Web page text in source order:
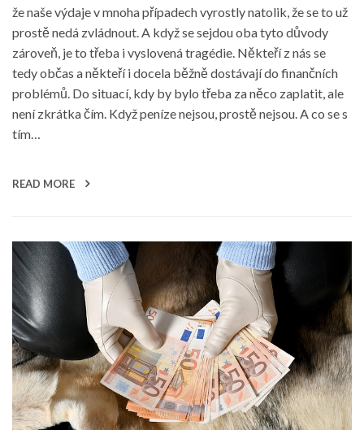
že naše výdaje v mnoha případech vyrostly natolik, že se to už
prostě nedá zvládnout. A když se sejdou oba tyto důvody
zároveň, je to třeba i vyslovená tragédie. Někteří z nás se
tedy občas a někteří i docela běžně dostávají do finančních
problémů. Do situací, kdy by bylo třeba za něco zaplatit, ale
není zkrátka čím. Když peníze nejsou, prostě nejsou. A co se s
tím…
READ MORE